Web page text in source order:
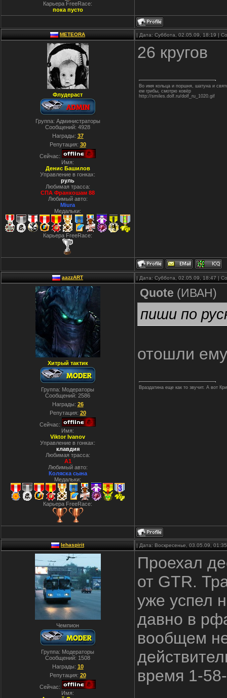
Карьера FreeRace:
пока пусто
METEORA | Дата: Суббота, 02.05.09, 18:19 |
Флудераст
Группа: Администраторы
Сообщений: 4928
Награды: 37
Репутация: 30
Сейчас:
Имя:
Денис Башилов
Управление в гонках:
руль
Любимая трасса:
СПА Франкошам 88
Любимый авто:
Miura
Медальки:
Карьера FreeRace:
26 кругов
Во имя кольца и поршня, шатуна и
ем грибы, смотрю ковёр
http://smiles.dolf.ru/dolf_ru_1020.gif
aazzART | Дата: Суббота, 02.05.09, 18:47 |
Хитрый тактик
Группа: Модераторы
Сообщений: 2586
Награды: 26
Репутация: 20
Сейчас:
Имя:
Viktor Ivanov
Управление в гонках:
клавдия
Любимая трасса:
A1
Любимый авто:
Коляска сына
Медальки:
Карьера FreeRace:
Quote (ИВАН)
пиши по
отошли
Враздатина еще как то звучит. А вот
lehaspirit | Дата: Воскресенье, 03.05.09,
Чемпион
Группа: Модераторы
Сообщений: 1508
Награды: 10
Репутация: 20
Сейчас:
Имя:
Проехал
от GTR.
уже успел
давно в
вообщем
время 1-